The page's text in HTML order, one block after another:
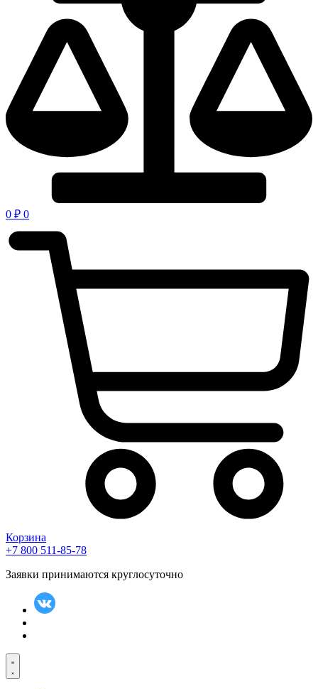
0 ₽ 0
Корзина
+7 800 511-85-78
Заявки принимаются круглосуточно